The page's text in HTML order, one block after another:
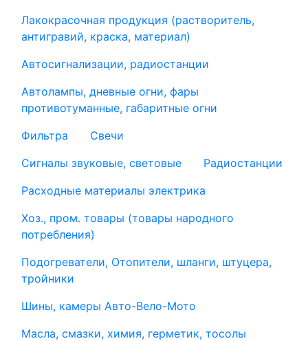
Лакокрасочная продукция (растворитель,
антигравий, краска, материал)
Автосигнализации, радиостанции
Автолампы, дневные огни, фары
противотуманные, габаритные огни
Фильтра
Свечи
Сигналы звуковые, световые
Радиостанции
Расходные материалы электрика
Хоз., пром. товары (товары народного
потребления)
Подогреватели, Отопители, шланги, штуцера,
тройники
Шины, камеры Авто-Вело-Мото
Масла, смазки, химия, герметик, тосолы